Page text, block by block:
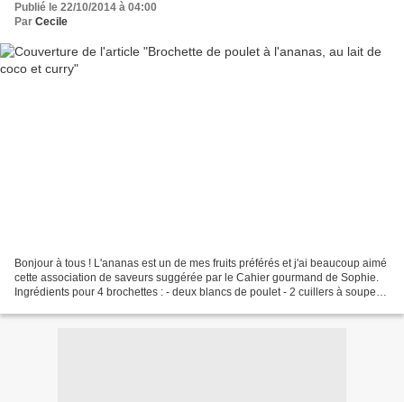
Publié le 22/10/2014 à 04:00
Par Cecile
Bonjour à tous ! L'ananas est un de mes fruits préférés et j'ai beaucoup aimé
cette association de saveurs suggérée par le Cahier gourmand de Sophie.
Ingrédients pour 4 brochettes : - deux blancs de poulet - 2 cuillers à soupe